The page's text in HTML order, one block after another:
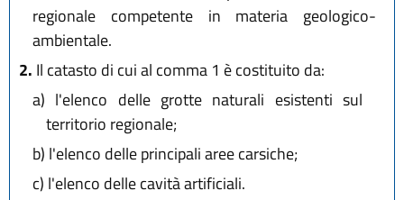
regionale competente in materia geologico-
ambientale.
2. Il catasto di cui al comma 1 è costituito da:
a) l'elenco delle grotte naturali esistenti sul
territorio regionale;
b) l'elenco delle principali aree carsiche;
c) l'elenco delle cavità artificiali.